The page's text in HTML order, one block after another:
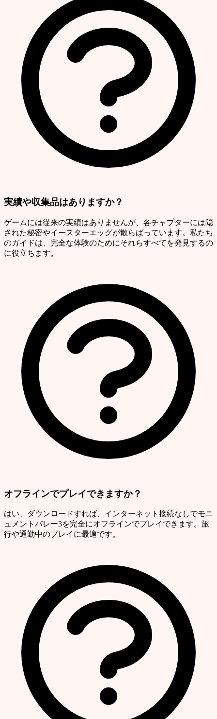
実績や収集品はありますか？
ゲームには従来の実績はありませんが、各チャプターには隠
された秘密やイースターエッグが散らばっています。私たち
のガイドは、完全な体験のためにそれらすべてを発見するの
に役立ちます。
オフラインでプレイできますか？
はい、ダウンロードすれば、インターネット接続なしでモニ
ュメントバレー3を完全にオフラインでプレイできます。旅
行や通勤中のプレイに最適です。